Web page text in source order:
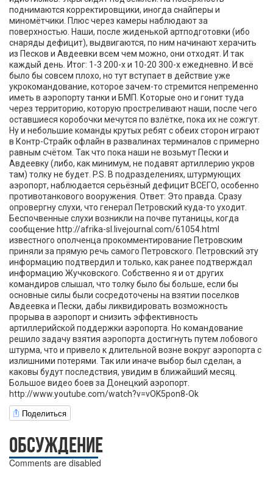
поднимаются корректировщики, иногда снайперы и
миномётчики. Плюс через камеры наблюдают за
поверхностью. Наши, после жиденькой артподготовки (ибо
снаряды дефицит), выдвигаются, по ним начинают херачить
из Песков и Авдеевки всем чем можно, они отходят. И так
каждый день. Итог: 1-3 200-х и 10-20 300-х ежедневно. И всё
было бы совсем плохо, но тут вступает в действие уже
укрокомандование, которое зачем-то стремится непременно
иметь в аэропорту танки и БМП. Которые оно и гонит туда
через территорию, которую простреливают наши, после чего
оставшиеся коробочки мечутся по взлётке, пока их не сожгут.
Ну и небольшие команды крутых ребят с обеих сторон играют
в Контр-Страйк офлайн в развалинах терминалов с примерно
равным счётом. Так что пока наши не возьмут Пески и
Авдеевку (либо, как минимум, не подавят артиллерию укров
там) толку не будет. P.S. В подразделениях, штурмующих
аэропорт, наблюдается серьёзный дефицит ВСЕГО, особенно
противотанкового вооружения. Ответ: Это правда. Сразу
опровергну слухи, что генерал Петровский куда-то уходит.
Беспочвенные слухи возникли на почве путаницы, когда
сообщение http://afrika-sl.livejournal.com/61054.html
известного ополченца прокомментирование Петровским
приняли за прямую речь самого Петровского. Петровский эту
информацию подтвердил и только, как ранее подтверждал
информацию Жучковского. Собственно я и от других
командиров слышал, что толку было бы больше, если бы
основные силы были сосредоточены на взятии поселков
Авдеевка и Пески, дабы ликвидировать возможность
прорыва в аэропорт и снизить эффективность
артиллерийской поддержки аэропорта. Но командование
решило задачу взятия аэропорта достигнуть путем лобового
штурма, что и привело к длительной возне вокруг аэропорта с
излишними потерями. Так или иначе выбор был сделан, а
каковы будут последствия, увидим в ближайший месяц.
Большое видео боев за Донецкий аэропорт.
http://www.youtube.com/watch?v=vOK5pon8-Ok
Поделиться
ОБСУЖДЕНИЕ
Comments are disabled